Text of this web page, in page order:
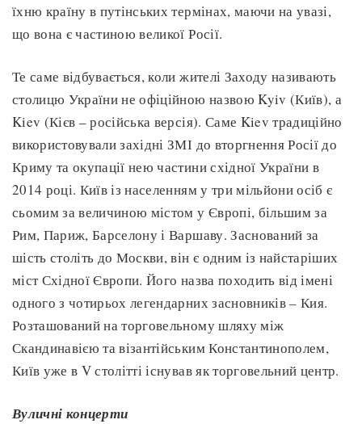
їхню країну в путінських термінах, маючи на увазі,
що вона є частиною великої Росії.
Те саме відбувається, коли жителі Заходу називають
столицю України не офіційною назвою Kyiv (Київ), а
Kiev (Кієв – російська версія). Саме Kiev традиційно
використовували західні ЗМІ до вторгнення Росії до
Криму та окупації нею частини східної України в
2014 році. Київ із населенням у три мільйони осіб є
сьомим за величиною містом у Європі, більшим за
Рим, Париж, Барселону і Варшаву. Заснований за
шість століть до Москви, він є одним із найстаріших
міст Східної Європи. Його назва походить від імені
одного з чотирьох легендарних засновників – Кия.
Розташований на торговельному шляху між
Скандинавією та візантійським Константинополем,
Київ уже в V столітті існував як торговельний центр.
Вуличні концерти